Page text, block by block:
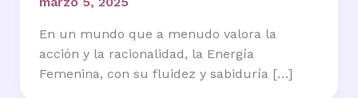
En un mundo que a menudo valora la
acción y la racionalidad, la Energía
Femenina, con su fluidez y sabiduría […]